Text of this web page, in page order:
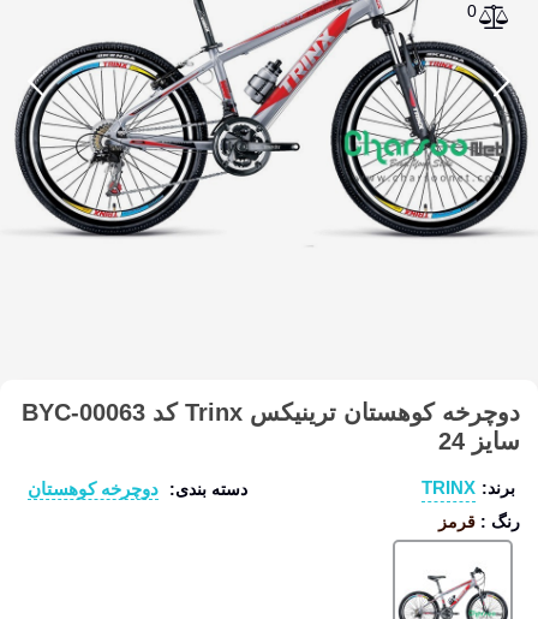
0
دوچرخه کوهستان ترینیکس Trinx کد BYC-00063
سایز 24
برند: TRINX دسته بندی: دوچرخه کوهستان
رنگ : قرمز